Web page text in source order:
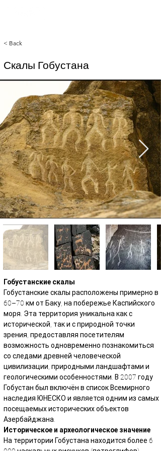
< Back
Скалы Гобустана
Гобустанские скалы
Гобустанские скалы расположены примерно в
60–70 км от Баку, на побережье Каспийского
моря. Эта территория уникальна как с
исторической, так и с природной точки
зрения, предоставляя посетителям
возможность одновременно познакомиться
со следами древней человеческой
цивилизации, природными ландшафтами и
геологическими особенностями. В 2007 году
Гобустан был включён в список Всемирного
наследия ЮНЕСКО и является одним из самых
посещаемых исторических объектов
Азербайджана.
Историческое и археологическое значение
На территории Гобустана находится более 6